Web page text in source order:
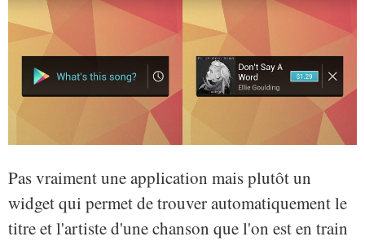
Pas vraiment une application mais plutôt un
widget qui permet de trouver automatiquement le
titre et l'artiste d'une chanson que l'on est en train